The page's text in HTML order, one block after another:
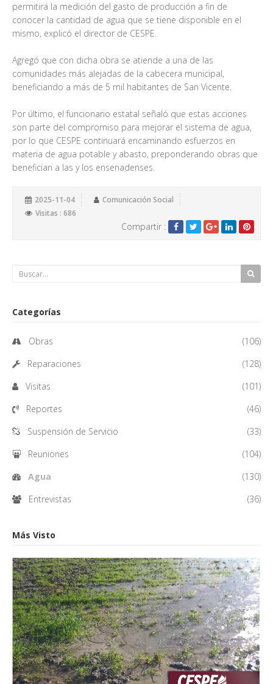
permitirá la medición del gasto de producción a fin de
conocer la cantidad de agua que se tiene disponible en el
mismo, explicó el director de CESPE.
Agregó que con dicha obra se atiende a una de las
comunidades más alejadas de la cabecera municipal,
beneficiando a más de 5 mil habitantes de San Vicente.
Por último, el funcionario estatal señaló que estas acciones
son parte del compromiso para mejorar el sistema de agua,
por lo que CESPE continuará encaminando esfuerzos en
materia de agua potable y abasto, preponderando obras que
benefician a las y los ensenadenses.
2025-11-04
Comunicación Social
Visitas : 686
Compartir :
Categorías
Obras
(106)
Reparaciones
(128)
Visitas
(101)
Reportes
(46)
Suspensión de Servicio
(33)
Reuniones
(104)
Agua
(130)
Entrevistas
(36)
Más Visto